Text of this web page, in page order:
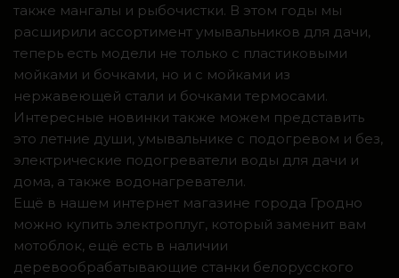
также мангалы и рыбочистки. В этом годы мы
расширили ассортимент умывальников для дачи,
теперь есть модели не только с пластиковыми
мойками и бочками, но и с мойками из
нержавеющей стали и бочками термосами.
Интересные новинки также можем представить
это летние души, умывальнике с подогревом и без,
электрические подогреватели воды для дачи и
дома, а также водонагреватели.
Ещё в нашем интернет магазине города Гродно
можно купить электроплуг, который заменит вам
мотоблок, ещё есть в наличии
деревообрабатывающие станки белорусского